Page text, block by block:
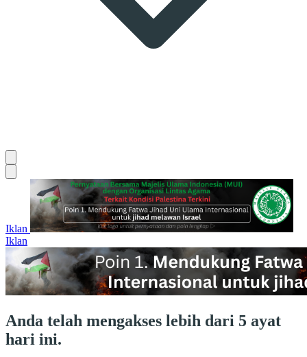
Iklan
Iklan
Anda telah mengakses lebih dari 5 ayat
hari ini.